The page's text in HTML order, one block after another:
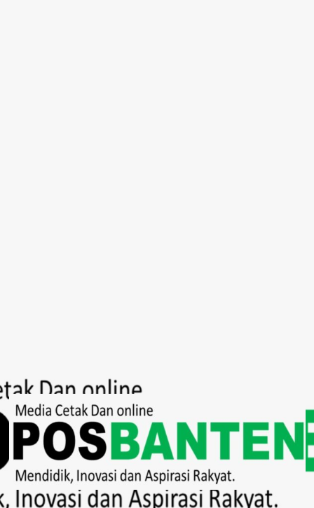
to
content